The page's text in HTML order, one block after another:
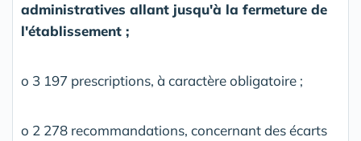
administratives allant jusqu'à la fermeture de
l'établissement ;
o 3 197 prescriptions, à caractère obligatoire ;
o 2 278 recommandations, concernant des écarts